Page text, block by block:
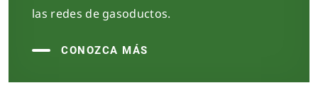
las redes de gasoductos.
CONOZCA MÁS